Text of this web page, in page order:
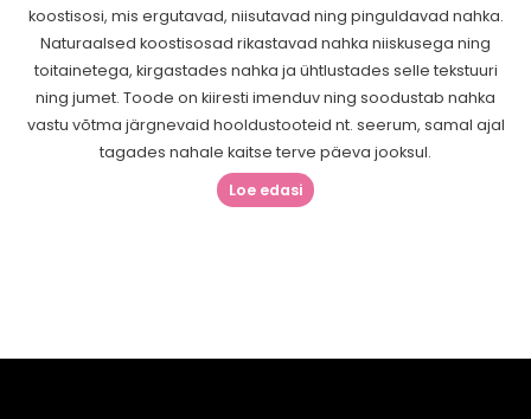
koostisosi, mis ergutavad, niisutavad ning pinguldavad nahka.
Naturaalsed koostisosad rikastavad nahka niiskusega ning
toitainetega, kirgastades nahka ja ühtlustades selle tekstuuri
ning jumet. Toode on kiiresti imenduv ning soodustab nahka
vastu võtma järgnevaid hooldustooteid nt. seerum, samal ajal
tagades nahale kaitse terve päeva jooksul.
Loe edasi